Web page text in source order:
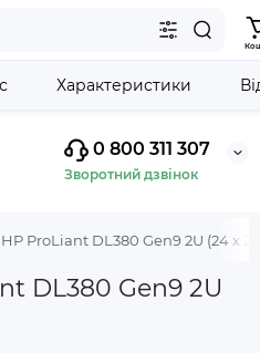
0 800 311 307
Зворотний дзвінок
ProLiant DL380 Gen9 2U (24 x
DL380 Gen9 2U
Характеристики